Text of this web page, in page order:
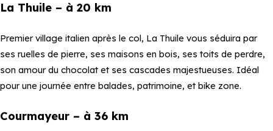
La Thuile – à 20 km
Premier village italien après le col, La Thuile vous séduira par
ses ruelles de pierre, ses maisons en bois, ses toits de perdre,
son amour du chocolat et ses cascades majestueuses. Idéal
pour une journée entre balades, patrimoine, et bike zone.
Courmayeur – à 36 km